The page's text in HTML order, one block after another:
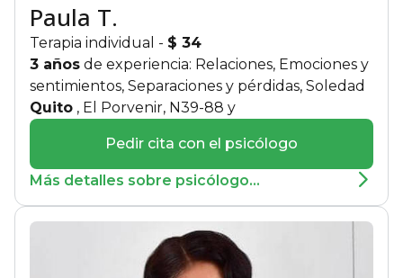
Paula T.
Terapia individual - $ 34
3 años de experiencia: Relaciones, Emociones y
sentimientos, Separaciones y pérdidas, Soledad
Quito , El Porvenir, N39-88 y
Pedir cita con el psicólogo
Más detalles sobre psicólogo...